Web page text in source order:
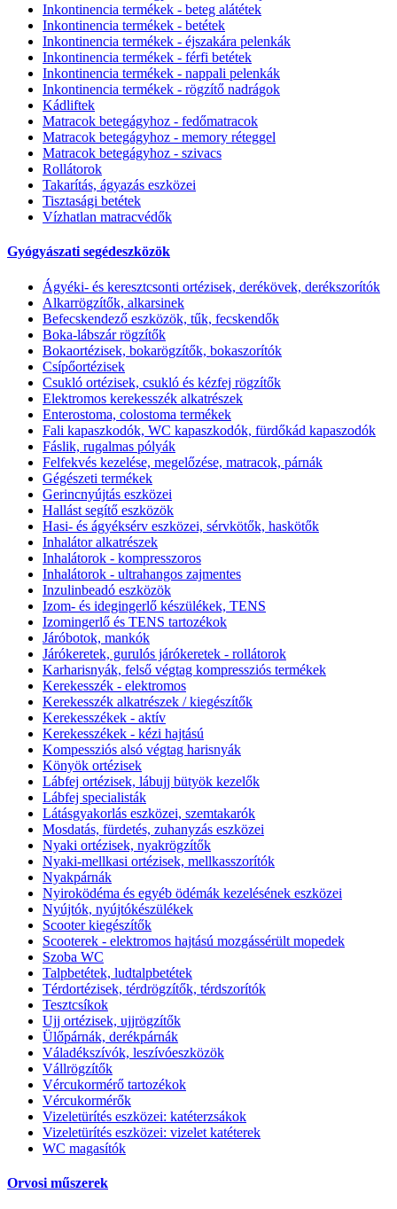
Inkontinencia termékek - beteg alátétek
Inkontinencia termékek - betétek
Inkontinencia termékek - éjszakára pelenkák
Inkontinencia termékek - férfi betétek
Inkontinencia termékek - nappali pelenkák
Inkontinencia termékek - rögzítő nadrágok
Kádliftek
Matracok betegágyhoz - fedőmatracok
Matracok betegágyhoz - memory réteggel
Matracok betegágyhoz - szivacs
Rollátorok
Takarítás, ágyazás eszközei
Tisztasági betétek
Vízhatlan matracvédők
Gyógyászati segédeszközök
Ágyéki- és keresztcsonti ortézisek, derékövek, derékszorítók
Alkarrögzítők, alkarsinek
Befecskendező eszközök, tűk, fecskendők
Boka-lábszár rögzítők
Bokaortézisek, bokarögzítők, bokaszorítók
Csípőortézisek
Csukló ortézisek, csukló és kézfej rögzítők
Elektromos kerekesszék alkatrészek
Enterostoma, colostoma termékek
Fali kapaszkodók, WC kapaszkodók, fürdőkád kapaszodók
Fáslik, rugalmas pólyák
Felfekvés kezelése, megelőzése, matracok, párnák
Gégészeti termékek
Gerincnyújtás eszközei
Hallást segítő eszközök
Hasi- és ágyéksérv eszközei, sérvkötők, haskötők
Inhalátor alkatrészek
Inhalátorok - kompresszoros
Inhalátorok - ultrahangos zajmentes
Inzulinbeadó eszközök
Izom- és idegingerlő készülékek, TENS
Izomingerlő és TENS tartozékok
Járóbotok, mankók
Járókeretek, gurulós járókeretek - rollátorok
Karharisnyák, felső végtag kompressziós termékek
Kerekesszék - elektromos
Kerekesszék alkatrészek / kiegészítők
Kerekesszékek - aktív
Kerekesszékek - kézi hajtású
Kompessziós alsó végtag harisnyák
Könyök ortézisek
Lábfej ortézisek, lábujj bütyök kezelők
Lábfej specialisták
Látásgyakorlás eszközei, szemtakarók
Mosdatás, fürdetés, zuhanyzás eszközei
Nyaki ortézisek, nyakrögzítők
Nyaki-mellkasi ortézisek, mellkasszorítók
Nyakpárnák
Nyiroködéma és egyéb ödémák kezelésének eszközei
Nyújtók, nyújtókészülékek
Scooter kiegészítők
Scooterek - elektromos hajtású mozgássérült mopedek
Szoba WC
Talpbetétek, ludtalpbetétek
Térdortézisek, térdrögzítők, térdszorítók
Tesztcsíkok
Ujj ortézisek, ujjrögzítők
Ülőpárnák, derékpárnák
Váladékszívók, leszívóeszközök
Vállrögzítők
Vércukormérő tartozékok
Vércukormérők
Vizeletürítés eszközei: katéterzsákok
Vizeletürítés eszközei: vizelet katéterek
WC magasítók
Orvosi műszerek